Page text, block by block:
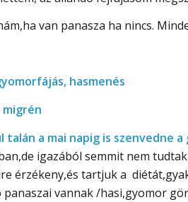
van panasza ha nincs.
hasmenés
migrén
talán a mai napig is szenvedne
igazából semmit nem
érzékeny,és tartjuk a
panaszai vannak /hasi,gyomor